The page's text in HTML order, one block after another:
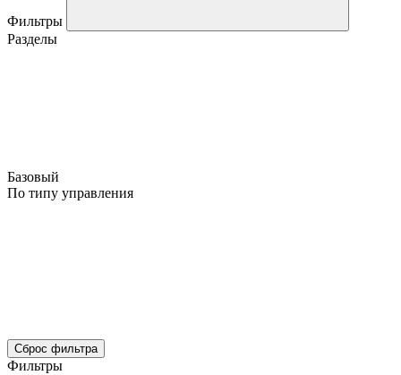
Фильтры
Разделы
Базовый
По типу управления
Сброс фильтра
Фильтры